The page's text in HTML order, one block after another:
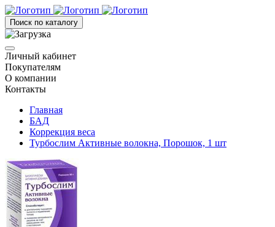
Поиск по каталогу
Личный кабинет
Покупателям
О компании
Контакты
Главная
БАД
Коррекция веса
Турбослим Активные волокна, Порошок, 1 шт